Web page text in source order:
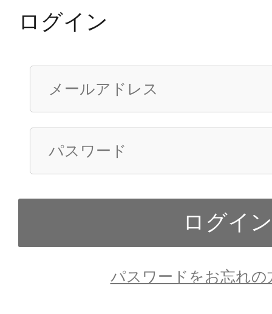
ログイン
パスワードをお忘れの